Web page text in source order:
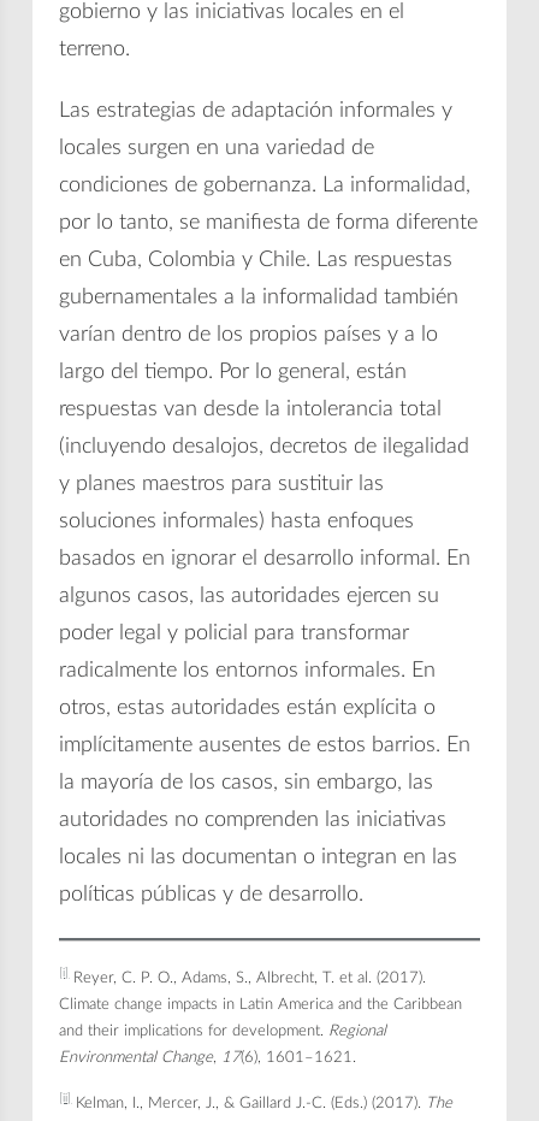
gobierno y las iniciativas locales en el
terreno.
Las estrategias de adaptación informales y
locales surgen en una variedad de
condiciones de gobernanza. La informalidad,
por lo tanto, se manifiesta de forma diferente
en Cuba, Colombia y Chile. Las respuestas
gubernamentales a la informalidad también
varían dentro de los propios países y a lo
largo del tiempo. Por lo general, están
respuestas van desde la intolerancia total
(incluyendo desalojos, decretos de ilegalidad
y planes maestros para sustituir las
soluciones informales) hasta enfoques
basados en ignorar el desarrollo informal. En
algunos casos, las autoridades ejercen su
poder legal y policial para transformar
radicalmente los entornos informales. En
otros, estas autoridades están explícita o
implícitamente ausentes de estos barrios. En
la mayoría de los casos, sin embargo, las
autoridades no comprenden las iniciativas
locales ni las documentan o integran en las
políticas públicas y de desarrollo.
[i] Reyer, C. P. O., Adams, S., Albrecht, T. et al. (2017).
Climate change impacts in Latin America and the Caribbean
and their implications for development. Regional
Environmental Change, 17(6), 1601–1621.
[ii] Kelman, I., Mercer, J., & Gaillard J.-C. (Eds.) (2017).
The